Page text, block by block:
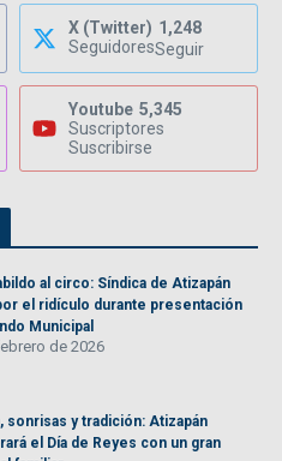
X (Twitter) 1,248
SeguidoresSeguir
Youtube 5,345
Suscriptores
Suscribirse
al circo: Síndica de Atizapán
el ridículo durante presentación
Municipal
de 2026
sonrisas y tradición: Atizapán
el Día de Reyes con un gran